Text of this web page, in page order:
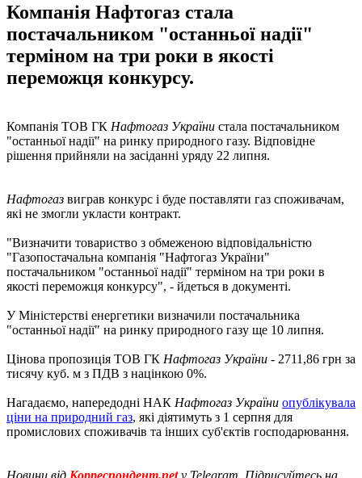
Компанія Нафтогаз стала
постачальником "останньої надії"
терміном на три роки в якості
переможця конкурсу.
Компанія ТОВ ГК Нафтогаз України стала постачальником
"останньої надії" на ринку природного газу. Відповідне
рішення прийняли на засіданні уряду 22 липня.
Нафтогаз виграв конкурс і буде поставляти газ споживачам,
які не змогли укласти контракт.
"Визначити товариство з обмеженою відповідальністю
"Газопостачальна компанія "Нафтогаз України"
постачальником "останньої надії" терміном на три роки в
якості переможця конкурсу", - йдеться в документі.
У Міністерстві енергетики визначили постачальника
"останньої надії" на ринку природного газу ще 10 липня.
Цінова пропозиція ТОВ ГК Нафтогаз України - 2711,86 грн за
тисячу куб. м з ПДВ з націнкою 0%.
Нагадаємо, напередодні НАК Нафтогаз України опублікувала
ціни на природний газ, які діятимуть з 1 серпня для
промислових споживачів та інших суб'єктів господарювання.
Новини від Корреспондент.net у Telegram. Підписуйтесь на